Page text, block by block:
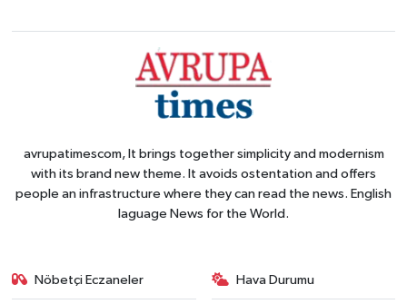
avrupatimescom, It brings together simplicity and modernism
with its brand new theme. It avoids ostentation and offers
people an infrastructure where they can read the news. English
laguage News for the World.
Nöbetçi Eczaneler Hava Durumu